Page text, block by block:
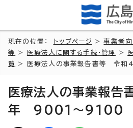
現在の位置： トップページ >事業者
等
> 医療法人に関する手続・管理 >
覧
> 医療法人の事業報告書等 令
医療法人の事業報
年 9001～9100